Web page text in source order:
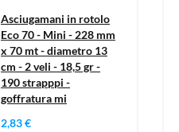
Asciugamani in rotolo
Eco 70 - Mini - 228 mm
x 70 mt - diametro 13
cm - 2 veli - 18,5 gr -
190 strapppi -
goffratura mi
2,83 €